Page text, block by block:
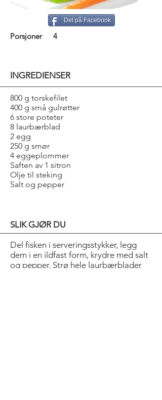
Del på Facebook
Porsjoner 4
INGREDIENSER
800 g torskefilet
400 g små gulrøtter
6 store poteter
8 laurbærblad
2 egg
250 g smør
4 eggeplommer
Saften av 1 sitron
Olje til steking
Salt og pepper
SLIK GJØR DU
Del fisken i serveringsstykker, legg
dem i en ildfast form, krydre med salt
og pepper. Strø hele laurbærblader